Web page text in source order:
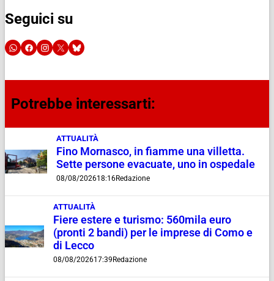
Seguici su
Potrebbe interessarti:
ATTUALITÀ
Fino Mornasco, in fiamme una villetta.
Sette persone evacuate, uno in ospedale
08/08/202618:16Redazione
ATTUALITÀ
Fiere estere e turismo: 560mila euro
(pronti 2 bandi) per le imprese di Como e
di Lecco
08/08/202617:39 Redazione